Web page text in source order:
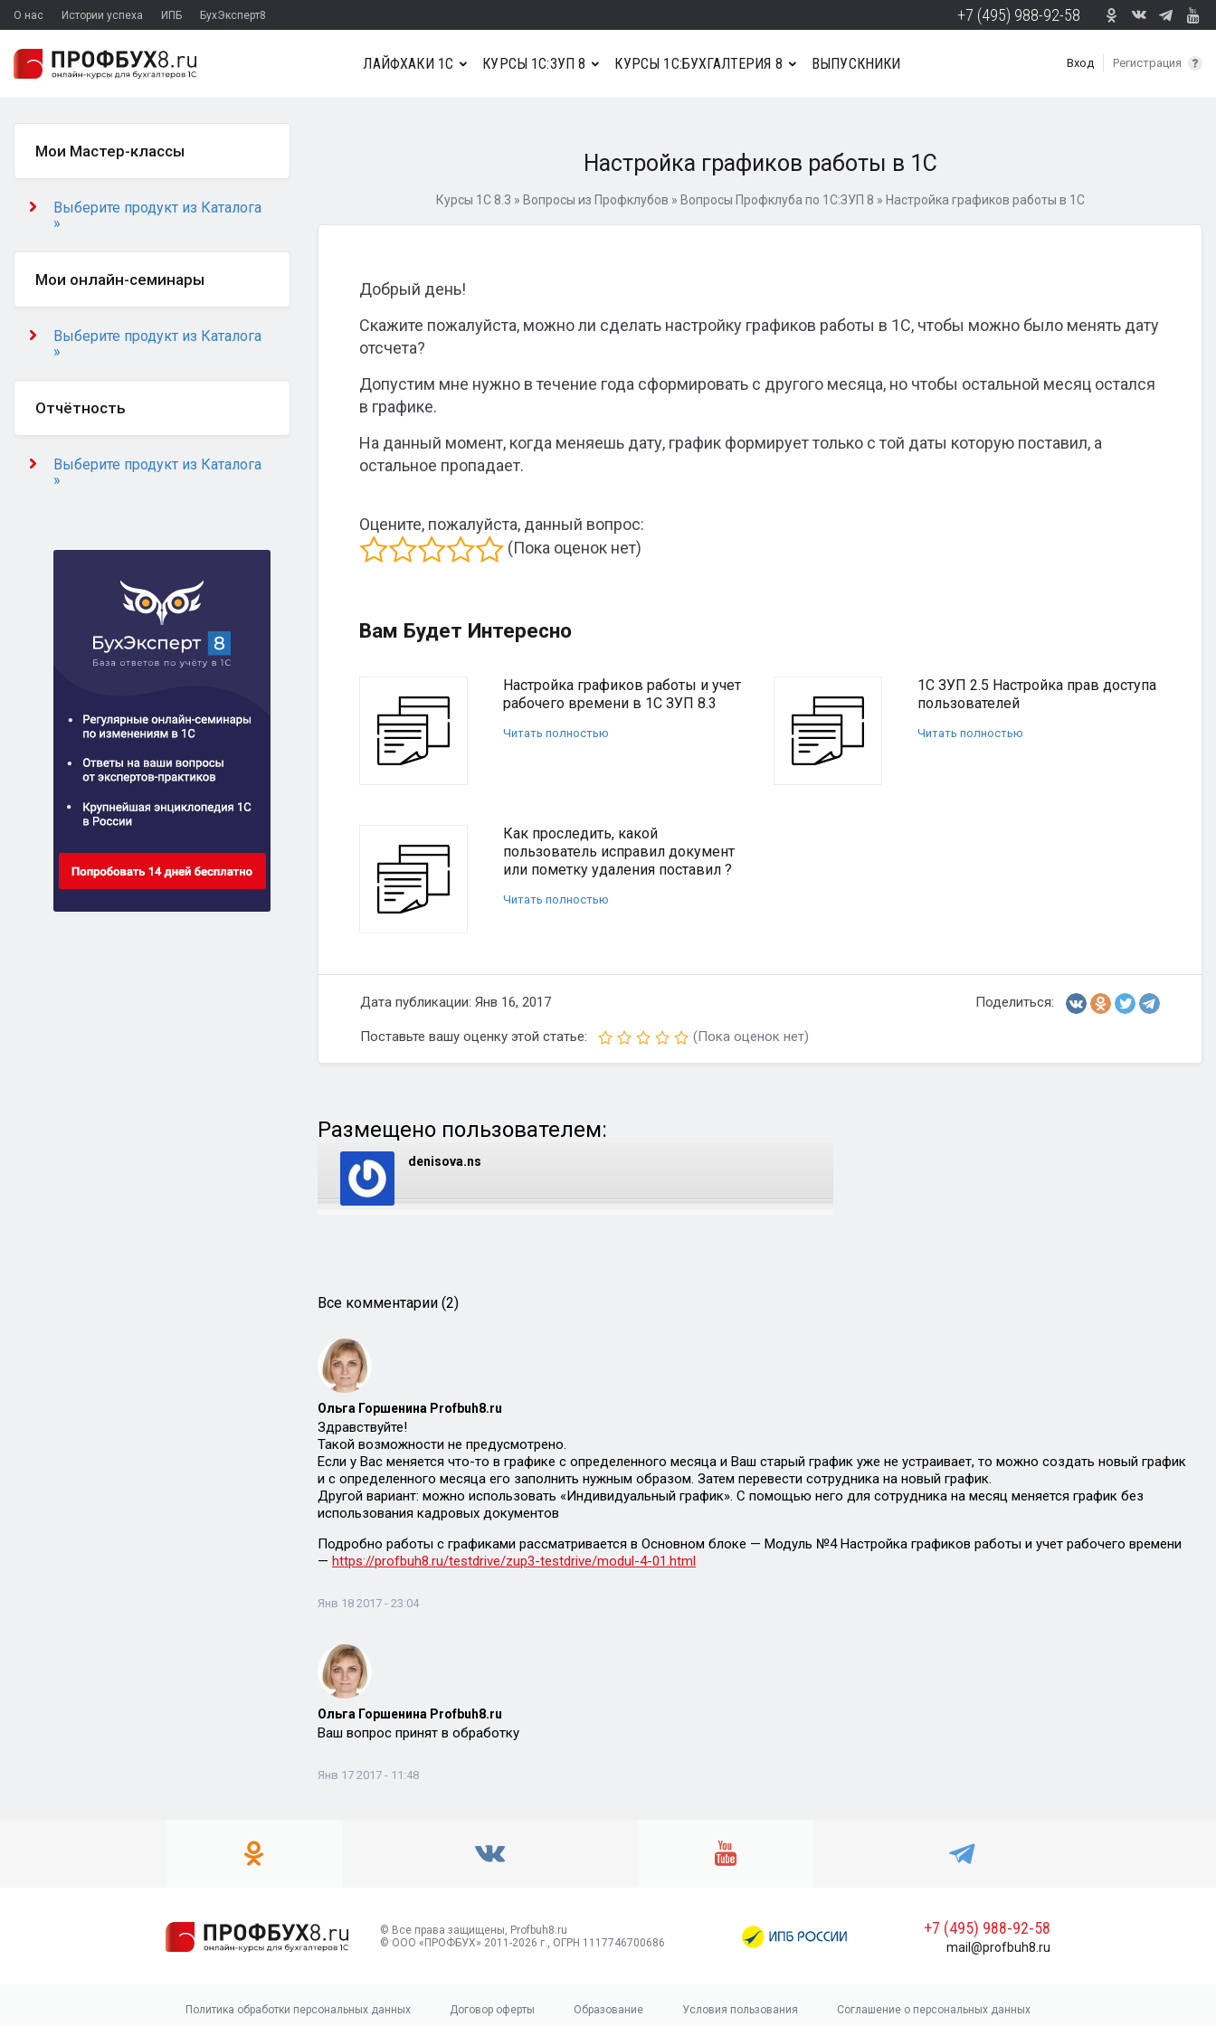
О нас Истории успеха ИПБ БухЭксперт8 +7 (495) 988-92-58
Вход Регистрация
ЛАЙФХАКИ 1С КУРСЫ 1С:ЗУП 8 КУРСЫ 1С:БУХГАЛТЕРИЯ 8 ВЫПУСКНИКИ
Настройка графиков работы в 1С
Курсы 1С 8.3 » Вопросы из Профклубов » Вопросы Профклуба по 1С:ЗУП 8 » Настройка графиков работы в 1С
Добрый день!
Скажите пожалуйста, можно ли сделать настройку графиков работы в 1С, чтобы можно было менять дату
отсчета?
Допустим мне нужно в течение года сформировать с другого месяца, но чтобы остальной месяц остался
в графике.
На данный момент, когда меняешь дату, график формирует только с той даты которую поставил, а
остальное пропадает.
Оцените, пожалуйста, данный вопрос:
(Пока оценок нет)
Вам Будет Интересно
Настройка графиков работы и учет
рабочего времени в 1С ЗУП 8.3
Читать полностью
1С ЗУП 2.5 Настройка прав доступа
пользователей
Читать полностью
Как проследить, какой
пользователь исправил документ
или пометку удаления поставил ?
Читать полностью
Дата публикации: Янв 16, 2017 Поделиться:
Поставьте вашу оценку этой статье: (Пока оценок нет)
Размещено пользователем:
denisova.ns
Все комментарии (2)
Ольга Горшенина Profbuh8.ru
Здравствуйте!
Такой возможности не предусмотрено.
Если у Вас меняется что-то в графике с определенного месяца и Ваш старый график уже не устраивает, то можно создать новый график
и с определенного месяца его заполнить нужным образом. Затем перевести сотрудника на новый график.
Другой вариант: можно использовать «Индивидуальный график». С помощью него для сотрудника на месяц меняется график без
использования кадровых документов
Подробно работы с графиками рассматривается в Основном блоке — Модуль №4 Настройка графиков работы и учет рабочего времени
— https://profbuh8.ru/testdrive/zup3-testdrive/modul-4-01.html
Янв 18 2017 - 23:04
Ольга Горшенина Profbuh8.ru
Ваш вопрос принят в обработку
Янв 17 2017 - 11:48
Мои Мастер-классы
Выберите продукт из Каталога
»
Мои онлайн-семинары
Выберите продукт из Каталога
»
Отчётность
Выберите продукт из Каталога
»
© Все права защищены, Profbuh8.ru
© ООО «ПРОФБУХ» 2011-2026 г., ОГРН 1117746700686
+7 (495) 988-92-58
mail@profbuh8.ru
Политика обработки персональных данных Договор оферты Образование Условия пользования Соглашение о персональных данных